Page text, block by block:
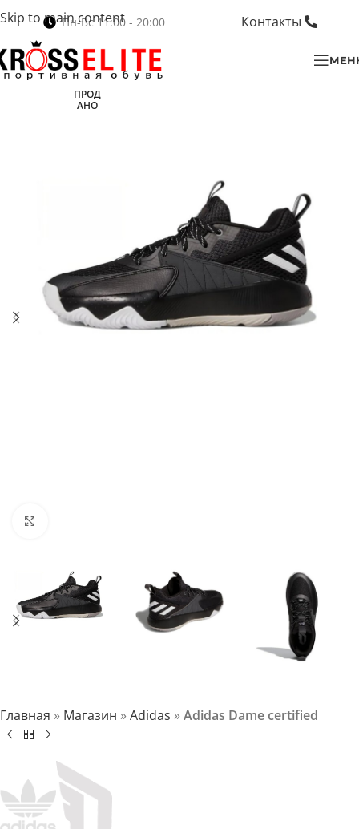
Skip to main content
Пн-Вс 11:00 - 20:00 Контакты
ПРОД
АНО
Главная » Магазин »Adidas »Adidas Dame certified